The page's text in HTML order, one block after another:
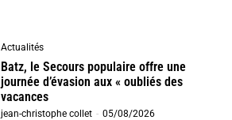
Actualités
Batz, le Secours populaire offre une
journée d’évasion aux « oubliés des
vacances
jean-christophe collet - 05/08/2026